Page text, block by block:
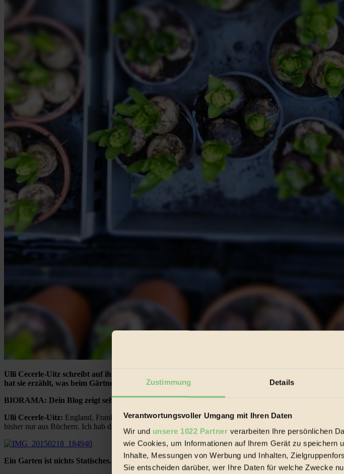
Zustimmung Details
Verantwortungsvoller Umgang mit Ihren Daten
Wir und unsere 1022 Partner verarbeiten Ihre persönlichen
wie Cookies, um Informationen auf Ihrem Gerät zu speichern
Inhalte, Messungen von Werbung und Inhalten,
Sie entscheiden darüber, wer Ihre Daten für welche Zwecke
Ulli Cecerle-Uitz schreibt auf ihrem Blog „garteling“ über ihren eigenen kleinen Garten, und
hat sie erzählt, was beim Gärtnern beachtet werden sollte, warum manches einfach nicht wachsen
BIORAMA: Dein Blog zeigt sehr schön, dass du dich in deinem eigenen Garten wohl fühlst: Hast
Ulli Cecerle-Uitz: England, Frankreich, Italien – alles Objekte meiner Begierde, wenn es um die
bisher nur aus Büchern. Ich hab da noch viel vor.
Ein Garten ist nichts Statisches. Er braucht also immer Pflege und Aufmerksamkeit. Was muss